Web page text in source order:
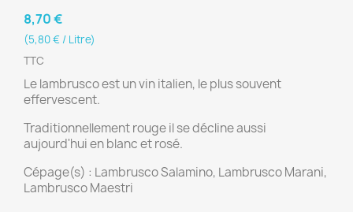
8,70 €
(5,80 € / Litre)
TTC
Le lambrusco est un vin italien, le plus souvent
effervescent.
Traditionnellement rouge il se décline aussi
aujourd'hui en blanc et rosé.
Cépage(s) : Lambrusco Salamino, Lambrusco Marani,
Lambrusco Maestri